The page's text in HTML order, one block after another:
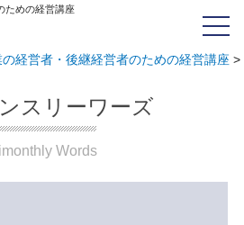
ための経営講座
経営者・後継経営者のための経営講座 >
スリーワーズ
Words